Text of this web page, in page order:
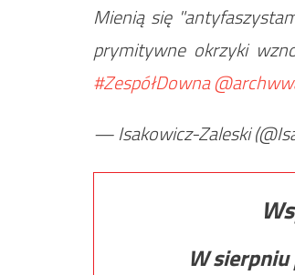
Mienią się
prymitywne okrzyki
#ZespółDowna
— Isakowicz-Zaleski
W